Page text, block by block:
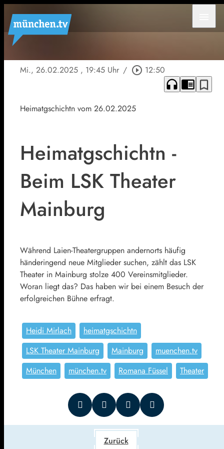
Mi., 26.02.2025 , 19:45 Uhr / play_circle_outline 12:50
headphones chrome_reader_mode bookmark_border
Heimatgschichtn vom 26.02.2025
Heimatgschichtn -
Beim LSK Theater
Mainburg
Während Laien-Theatergruppen andernorts häufig
händeringend neue Mitglieder suchen, zählt das LSK
Theater in Mainburg stolze 400 Vereinsmitglieder.
Woran liegt das? Das haben wir bei einem Besuch der
erfolgreichen Bühne erfragt.
Heidi Mirlach
heimatgschichtn
LSK Theater Mainburg
Mainburg
muenchen.tv
München
münchen.tv Romana Füssel Theater
Zurück